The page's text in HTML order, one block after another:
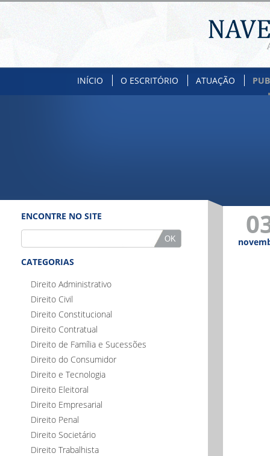
INÍCIO O ESCRITÓRIO ATUAÇÃO
ENCONTRE NO SITE
CATEGORIAS
Direito Administrativo
Direito Civil
Direito Constitucional
Direito Contratual
Direito de Família e Sucessões
Direito do Consumidor
Direito e Tecnologia
Direito Eleitoral
Direito Empresarial
Direito Penal
Direito Societário
Direito Trabalhista